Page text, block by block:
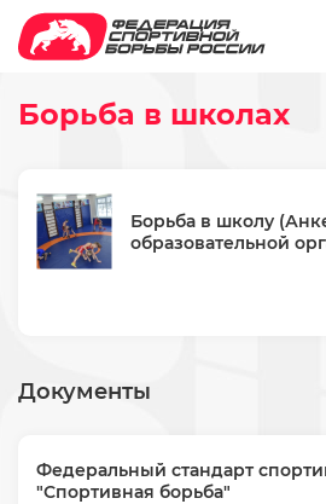
Борьба в школах
Борьба в школу
образовательной
Документы
Федеральный стандарт
"Спортивная борьба"